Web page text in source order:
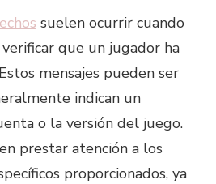
suelen ocurrir cuando
que un jugador ha
mensajes pueden ser
indican un
o la versión del juego.
prestar atención a los
proporcionados, ya